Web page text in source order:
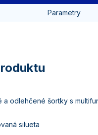
Parametry
a odlehčené šortky s
silueta